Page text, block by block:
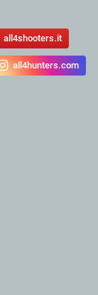
all4shooters.it
all4hunters.com